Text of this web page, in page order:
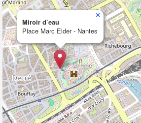
Miroir d’eau
Place Marc Elder - Nantes
×